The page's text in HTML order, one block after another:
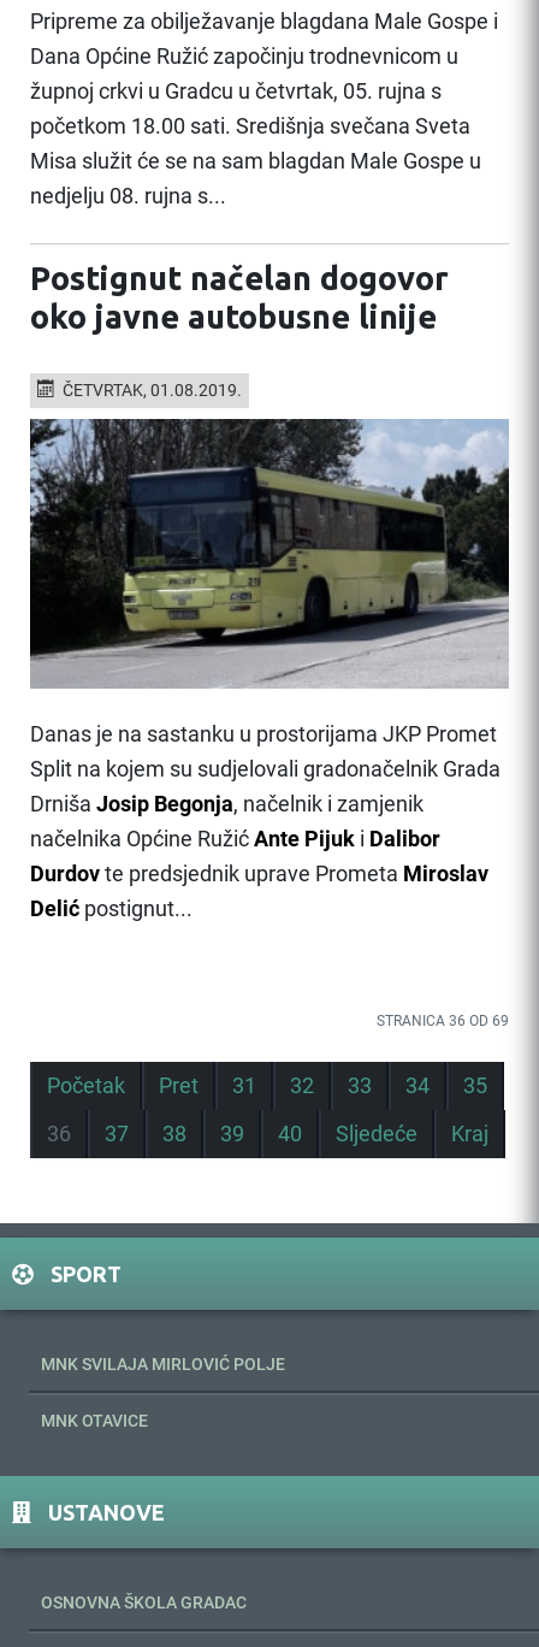
Pripreme za obilježavanje blagdana Male Gospe i
Dana Općine Ružić započinju trodnevnicom u
župnoj crkvi u Gradcu u četvrtak, 05. rujna s
početkom 18.00 sati. Središnja svečana Sveta
Misa služit će se na sam blagdan Male Gospe u
nedjelju 08. rujna s...
Postignut načelan dogovor
oko javne autobusne linije
ČETVRTAK, 01.08.2019.
Danas je na sastanku u prostorijama JKP Promet
Split na kojem su sudjelovali gradonačelnik Grada
Drniša Josip Begonja, načelnik i zamjenik
načelnika Općine Ružić Ante Pijuk i Dalibor
Durdov te predsjednik uprave Prometa Miroslav
Delić postignut...
STRANICA 36 OD 69
Početak Pret 31 32 33 34
35
36
37 38 39 40 Sljedeće Kraj
SPORT
MNK SVILAJA MIRLOVIĆ POLJE
MNK OTAVICE
USTANOVE
OSNOVNA ŠKOLA GRADAC